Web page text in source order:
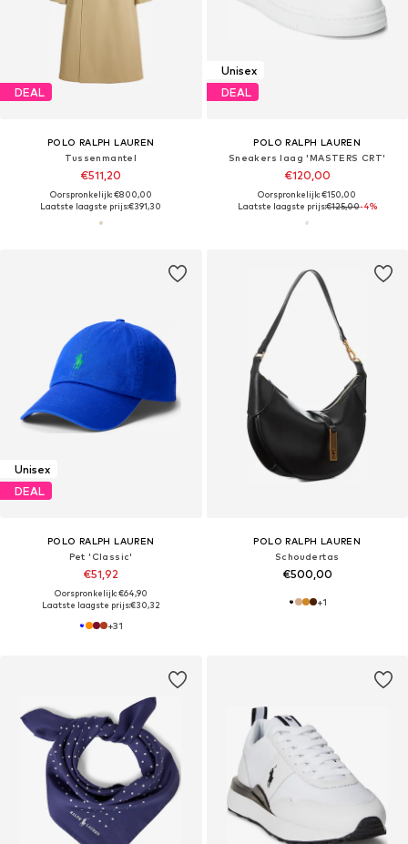
DEAL
POLO RALPH LAUREN
Tussenmantel
€511,20
Oorspronkelijk: €800,00
Laatste laagste prijs:€391,30
Unisex
DEAL
POLO RALPH LAUREN
Sneakers laag 'MASTERS CRT'
€120,00
Oorspronkelijk: €150,00
Laatste laagste prijs:€125,00-4%
Unisex
DEAL
POLO RALPH LAUREN
Pet 'Classic'
€51,92
Oorspronkelijk: €64,90
Laatste laagste prijs:€30,32
+31
POLO RALPH LAUREN
Schoudertas
€500,00
+1